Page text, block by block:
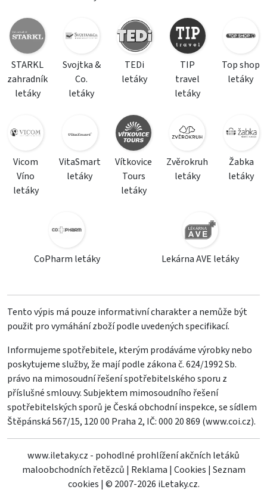
STARKL
zahradník
letáky
Svojtka &
Co.
letáky
TEDi
letáky
TIP
travel
letáky
Top shop
letáky
Vicom
Víno
letáky
VitaSmart
letáky
Vítkovice
Tours
letáky
Zvěrokruh
letáky
Žabka
letáky
CoPharm letáky Lekárna AVE letáky
Tento výpis má pouze informativní charakter a nemůže být
použit pro vymáhání zboží podle uvedených specifikací.
Informujeme spotřebitele, kterým prodáváme výrobky nebo
poskytujeme služby, že mají podle zákona č. 624/1992 Sb.
právo na mimosoudní řešení spotřebitelského sporu z
příslušné smlouvy. Subjektem mimosoudního řešení
spotřebitelských sporů je Česká obchodní inspekce, se sídlem
Štěpánská 567/15, 120 00 Praha 2, IČ: 000 20 869 (www.coi.cz).
www.iletaky.cz - pohodlné prohlížení akčních letáků
maloobchodních řetězců | Reklama | Cookies | Seznam
cookies | © 2007-2026 iLetaky.cz.